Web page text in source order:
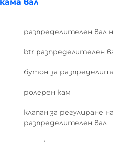
кама вал
разпределителен вал
btr разпределителен
бутон за
ролерен кам
клапан за регулиране
разпределителен вал